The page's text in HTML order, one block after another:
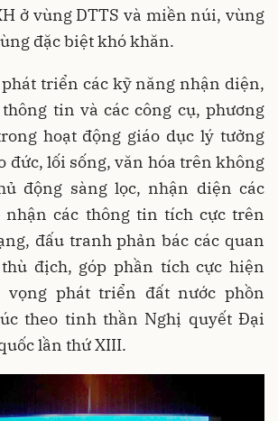
ở vùng DTTS và miền núi, vùng
đặc biệt khó khăn.
triển các kỹ năng nhận diện,
tin và các công cụ, phương
hoạt động giáo dục lý tưởng
đức, lối sống, văn hóa trên không
động sàng lọc, nhận diện các
các thông tin tích cực trên
đấu tranh phản bác các quan
địch, góp phần tích cực hiện
vọng phát triển đất nước phồn
theo tinh thần Nghị quyết Đại
lần thứ XIII.